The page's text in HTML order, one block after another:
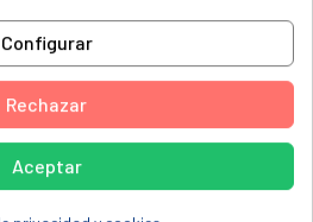
Configurar
Rechazar
Aceptar